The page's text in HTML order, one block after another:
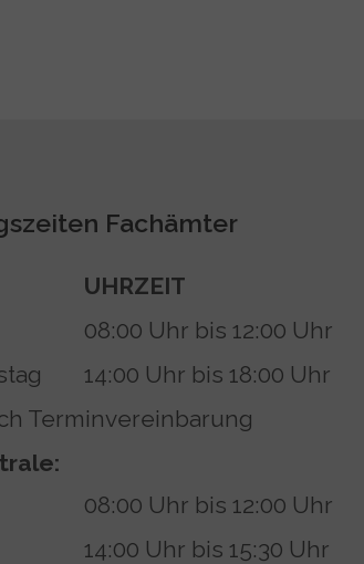
Fachämter
UHRZEIT
08:00 Uhr bis 12:00 Uhr
14:00 Uhr bis 18:00 Uhr
Terminvereinbarung
08:00 Uhr bis 12:00 Uhr
14:00 Uhr bis 15:30 Uhr